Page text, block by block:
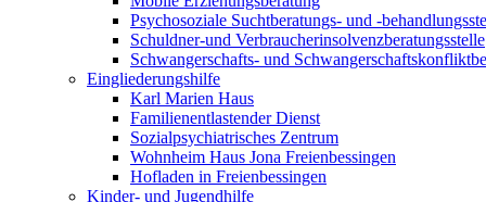
Psychosoziale Suchtberatungs- und -
Schuldner-und Verbraucherinsolvenzberatungsstelle
Schwangerschafts- und
Eingliederungshilfe
Karl Marien Haus
Familienentlastender Dienst
Sozialpsychiatrisches Zentrum
Wohnheim Haus Jona Freienbessingen
Hofladen in Freienbessingen
Kinder- und Jugendhilfe